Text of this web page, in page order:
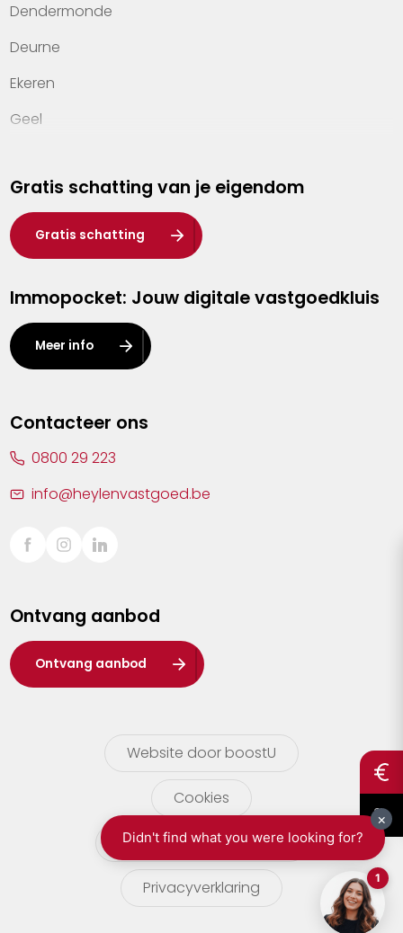
Werken bij Heylen Vastgoed
Contact
Dendermonde
Deurne
Ekeren
Geel
Hasselt
Heist-op-den-Berg
Herentals
Kalmthout
Leuven
Lier
Sint-Truiden
Waasland
Wuustwezel
Zoersel
Gratis schatting van je eigendom
Gratis schatting
Immopocket: Jouw digitale vastgoedkluis
Meer info
Contacteer ons
0800 29 223
info@heylenvastgoed.be
Ontvang aanbod
Ontvang aanbod
Website door boostU
Cookies
gebruikersvoorwaarden
Privacyverklaring